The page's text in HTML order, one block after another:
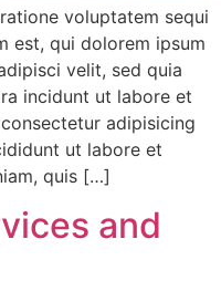
voluptatem sequi
est, qui dolorem ipsum
velit, sed quia
incidunt ut labore et
adipisicing
ut labore et
quis […]
and